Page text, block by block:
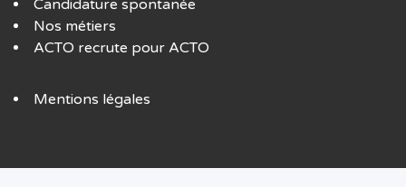
Candidature spontanée
Nos métiers
ACTO recrute pour ACTO
Mentions légales